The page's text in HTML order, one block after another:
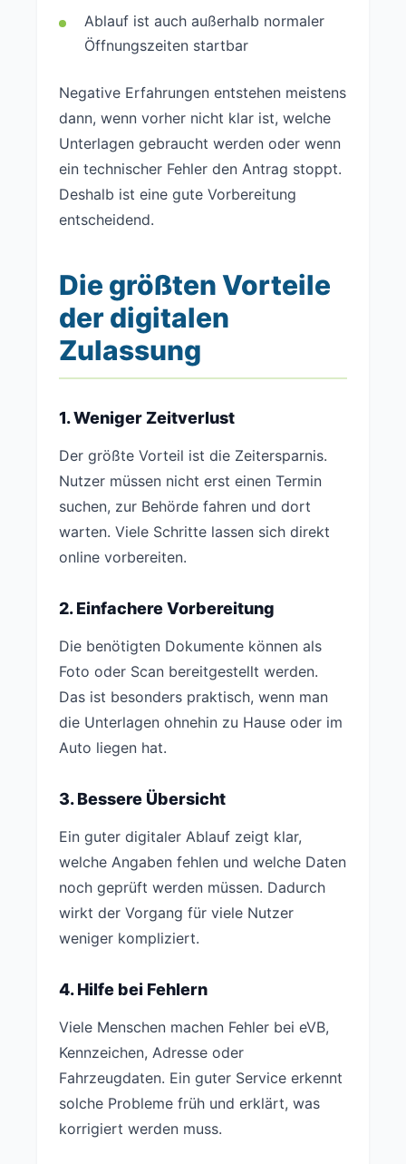
Ablauf ist auch außerhalb normaler
Öffnungszeiten startbar
Negative Erfahrungen entstehen meistens
dann, wenn vorher nicht klar ist, welche
Unterlagen gebraucht werden oder wenn
ein technischer Fehler den Antrag stoppt.
Deshalb ist eine gute Vorbereitung
entscheidend.
Die größten Vorteile
der digitalen
Zulassung
1. Weniger Zeitverlust
Der größte Vorteil ist die Zeitersparnis.
Nutzer müssen nicht erst einen Termin
suchen, zur Behörde fahren und dort
warten. Viele Schritte lassen sich direkt
online vorbereiten.
2. Einfachere Vorbereitung
Die benötigten Dokumente können als
Foto oder Scan bereitgestellt werden.
Das ist besonders praktisch, wenn man
die Unterlagen ohnehin zu Hause oder im
Auto liegen hat.
3. Bessere Übersicht
Ein guter digitaler Ablauf zeigt klar,
welche Angaben fehlen und welche Daten
noch geprüft werden müssen. Dadurch
wirkt der Vorgang für viele Nutzer
weniger kompliziert.
4. Hilfe bei Fehlern
Viele Menschen machen Fehler bei eVB,
Kennzeichen, Adresse oder
Fahrzeugdaten. Ein guter Service erkennt
solche Probleme früh und erklärt, was
korrigiert werden muss.